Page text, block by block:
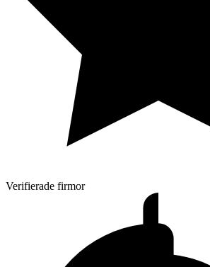
Verifierade firmor